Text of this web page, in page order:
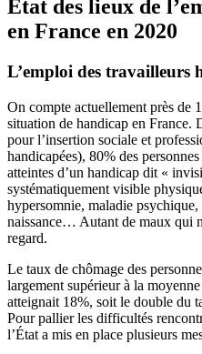
État des lieux de
en France en 2020
L’emploi des travailleurs
On compte actuellement près de
situation de handicap en France.
pour l’insertion sociale et
handicapées), 80% des
atteintes d’un handicap dit «
systématiquement visible
hypersomnie, maladie
naissance… Autant de maux qui
regard.
Le taux de chômage des
largement supérieur à la
atteignait 18%, soit le double du
Pour pallier les difficultés
l’État a mis en place plusieurs